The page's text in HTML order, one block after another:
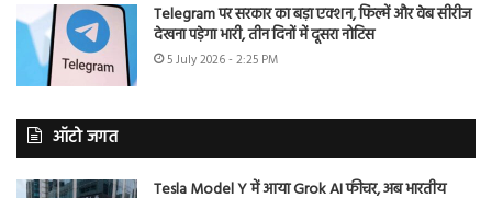
Telegram पर सरकार का बड़ा एक्शन, फिल्में और वेब सीरीज
देखना पड़ेगा भारी, तीन दिनों में दूसरा नोटिस
5 July 2026 - 2:25 PM
ऑटो जगत
Tesla Model Y में आया Grok AI फीचर, अब भारतीय